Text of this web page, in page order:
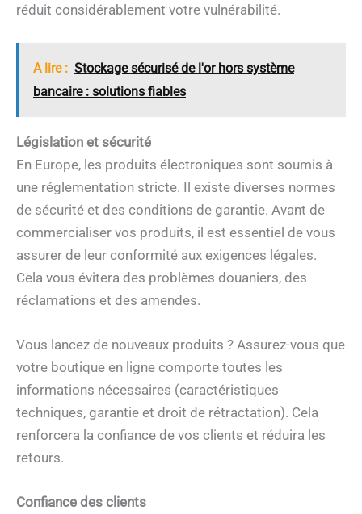
réduit considérablement votre vulnérabilité.
A lire : Stockage sécurisé de l'or hors système
bancaire : solutions fiables
Législation et sécurité
En Europe, les produits électroniques sont soumis à
une réglementation stricte. Il existe diverses normes
de sécurité et des conditions de garantie. Avant de
commercialiser vos produits, il est essentiel de vous
assurer de leur conformité aux exigences légales.
Cela vous évitera des problèmes douaniers, des
réclamations et des amendes.
Vous lancez de nouveaux produits ? Assurez-vous que
votre boutique en ligne comporte toutes les
informations nécessaires (caractéristiques
techniques, garantie et droit de rétractation). Cela
renforcera la confiance de vos clients et réduira les
retours.
Confiance des clients